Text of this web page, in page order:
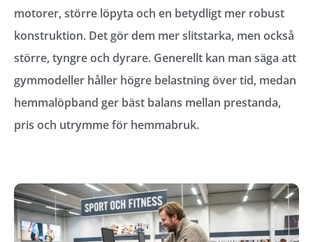
motorer, större löpyta och en betydligt mer robust
konstruktion. Det gör dem mer slitstarka, men också
större, tyngre och dyrare. Generellt kan man säga att
gymmodeller håller högre belastning över tid, medan
hemmalöpband ger bäst balans mellan prestanda,
pris och utrymme för hemmabruk.